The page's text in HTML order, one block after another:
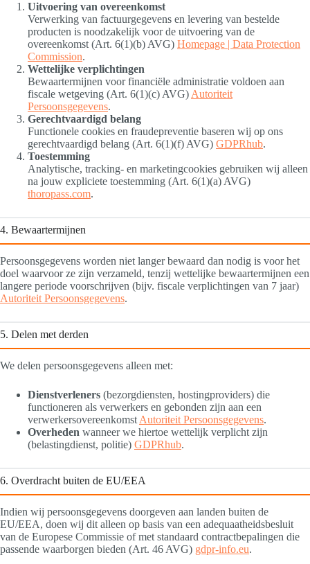
Uitvoering van overeenkomst
Verwerking van factuurgegevens en levering van bestelde
producten is noodzakelijk voor de uitvoering van de
overeenkomst (Art. 6(1)(b) AVG) Homepage | Data Protection
Commission.
Wettelijke verplichtingen
Bewaartermijnen voor financiële administratie voldoen aan
fiscale wetgeving (Art. 6(1)(c) AVG)Autoriteit
Persoonsgegevens.
Gerechtvaardigd belang
Functionele cookies en fraudepreventie baseren wij op ons
gerechtvaardigd belang (Art. 6(1)(f) AVG) GDPRhub.
Toestemming
Analytische, tracking‑ en marketingcookies gebruiken wij alleen
na jouw expliciete toestemming (Art. 6(1)(a) AVG)
thoropass.com.
4. Bewaartermijnen
Persoonsgegevens worden niet langer bewaard dan nodig is voor het
doel waarvoor ze zijn verzameld, tenzij wettelijke bewaartermijnen een
langere periode voorschrijven (bijv. fiscale verplichtingen van 7 jaar)
Autoriteit Persoonsgegevens.
5. Delen met derden
We delen persoonsgegevens alleen met:
Dienstverleners (bezorgdiensten, hostingproviders) die
functioneren als verwerkers en gebonden zijn aan een
verwerkersovereenkomst Autoriteit Persoonsgegevens.
Overheden wanneer we hiertoe wettelijk verplicht zijn
(belastingdienst, politie) GDPRhub.
6. Overdracht buiten de EU/EEA
Indien wij persoonsgegevens doorgeven aan landen buiten de
EU/EEA, doen wij dit alleen op basis van een adequaatheidsbesluit
van de Europese Commissie of met standaard contractbepalingen die
passende waarborgen bieden (Art. 46 AVG) gdpr-info.eu.